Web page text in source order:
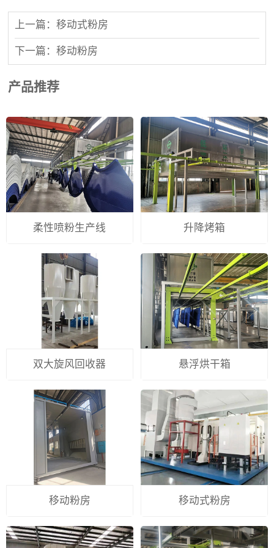
上一篇：移动式粉房
下一篇：移动粉房
产品推荐
柔性喷粉生产线 升降烤箱
双大旋风回收器 悬浮烘干箱
移动粉房 移动式粉房